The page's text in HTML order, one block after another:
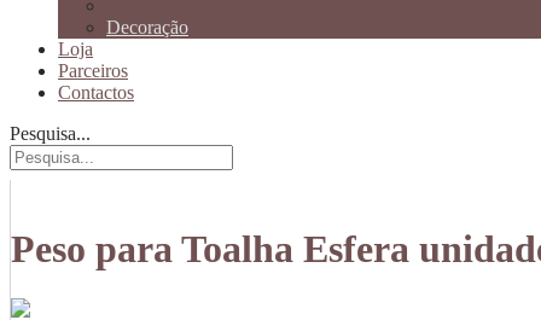
Decoração
Loja
Parceiros
Contactos
Pesquisa...
Peso para Toalha Esfera